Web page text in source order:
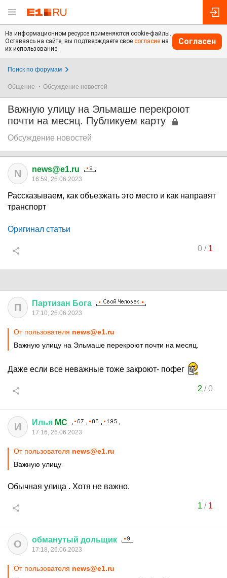
На информационном ресурсе применяются cookie-файлы.
Оставаясь на сайте, вы подтверждаете свое согласие на
их использование.
Согласен
Поиск по форумам
Общение Обсуждение новостей
Важную улицу на Эльмаше перекроют
почти на месяц. Публикуем карту
Обсуждение новостей
N news@e1.ru
16:59, 26.06.2023
Рассказываем, как объезжать это место и как направят
транспорт
Оригинал статьи
0/ 1
П Партизан Бога
17:10, 26.06.2023
От пользователя news@e1.ru
Важную улицу на Эльмаше перекроют почти на месяц.
Даже если все неважные тоже закроют- пофег
2 /0
И Илья MC
17:16, 26.06.2023
От пользователя news@e1.ru
Важную улицу
Обычная улица . Хотя не важно.
1 / 1
О обманутый дольщик
17:18, 26.06.2023
От пользователя news@e1.ru